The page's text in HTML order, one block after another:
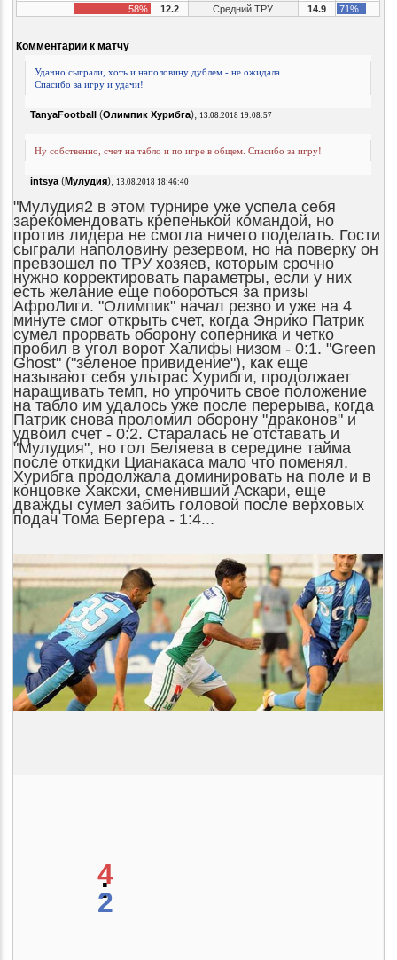
58%
12.2 Средний ТРУ 14.9 71%
Комментарии к матчу
Удачно сыграли, хоть и наполовину дублем - не ожидала.
Спасибо за игру и удачи!
TanyaFootball(Олимпик Хурибга), 13.08.2018 19:08:57
Ну собственно, счет на табло и по игре в общем. Спасибо за игру!
intsya(Мулудия), 13.08.2018 18:46:40
"Мулудия2 в этом турнире уже успела себя
зарекомендовать крепенькой командой, но
против лидера не смогла ничего поделать. Гости
сыграли наполовину резервом, но на поверку он
превзошел по ТРУ хозяев, которым срочно
нужно корректировать параметры, если у них
есть желание еще побороться за призы
АфроЛиги. "Олимпик" начал резво и уже на 4
минуте смог открыть счет, когда Энрико Патрик
сумел прорвать оборону соперника и четко
пробил в угол ворот Халифы низом - 0:1. "Green
Ghost" ("зеленое привидение"), как еще
называют себя ультрас Хурибги, продолжает
наращивать темп, но упрочить свое положение
на табло им удалось уже после перерыва, когда
Патрик снова проломил оборону "драконов" и
удвоил счет - 0:2. Старалась не отставать и
"Мулудия", но гол Беляева в середине тайма
после откидки Цианакаса мало что поменял,
Хурибга продолжала доминировать на поле и в
концовке Хаксхи, сменивший Аскари, еще
дважды сумел забить головой после верховых
подач Тома Бергера - 1:4...
4
:
2